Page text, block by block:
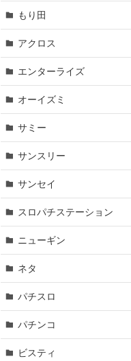
もり田
アクロス
エンターライズ
オーイズミ
サミー
サンスリー
サンセイ
スロパチステーション
ニューギン
ネタ
パチスロ
パチンコ
ビスティ